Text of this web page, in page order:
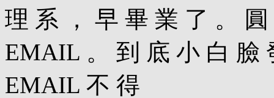
理 系 ， 早 畢 業 了 。
EMAIL 。 到 底 小 白 臉
EMAIL 不 得